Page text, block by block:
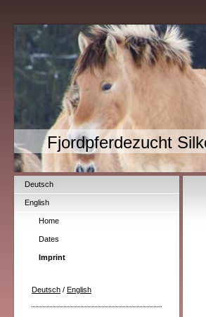
Fjordpferdezucht
Deutsch
English
Home
Dates
Imprint
Deutsch / English